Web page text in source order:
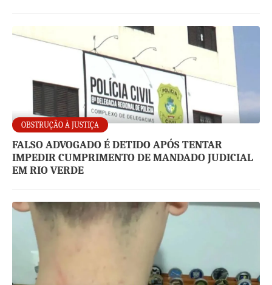
OBSTRUÇÃO À JUSTIÇA
FALSO ADVOGADO É DETIDO APÓS TENTAR
IMPEDIR CUMPRIMENTO DE MANDADO JUDICIAL
EM RIO VERDE